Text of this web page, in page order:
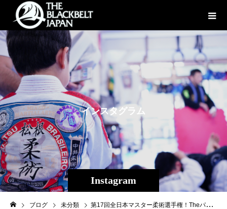
Instagram
インスタグラ ム
ブログ 未分類 第17回全日本マスター柔術選手権！Theパラエストラ沖縄から出場した選手達の結果は玉城貴之さん1回勝利し無差別３位！綱島ヒロミさん2回勝利し２位！甲斐レナさん1回勝利し３位！玉城ノブコさんワンマッチ決勝を勝利し優勝！石垣君1回勝利しベスト8！他、初戦敗退という結果でした。全国から実力派のマスター世代が大勢参加する全日本という冠がつく大会、レベルはもちろん高く理想通りの結果とは中々なりませんが、会場の空気を感じて、緊張感を体感して、知らない選手と組み合った経験は、出場した選手それぞれの心と身体と強くさせました。そしてなによりチャレンジする姿勢は素晴らしいです。出場した選手の皆様お疲れさまでした！Let's enjoy jiu-jitsu training again！！#柔術#JBJJF#Theパラエストラ沖縄#全日本マスター柔術選手権